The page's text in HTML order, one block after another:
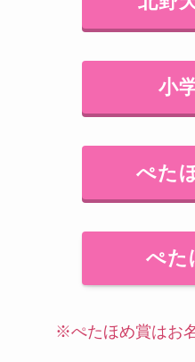
小
ぺた
ぺた
※ぺたほめ賞はお